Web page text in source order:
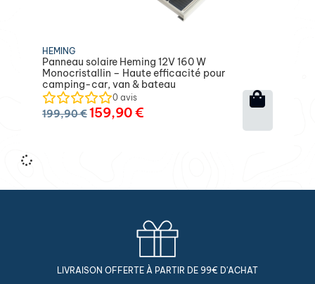
HEMING
Panneau solaire Heming 12V 160 W
Monocristallin – Haute efficacité pour
camping-car, van & bateau
0 avis
199,90€159,90€
LIVRAISON OFFERTE À PARTIR DE 99€ D'ACHAT